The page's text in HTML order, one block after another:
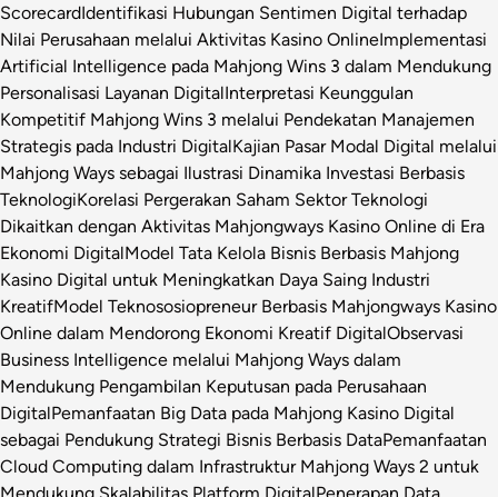
ScorecardIdentifikasi Hubungan Sentimen Digital terhadap
Nilai Perusahaan melalui Aktivitas Kasino OnlineImplementasi
Artificial Intelligence pada Mahjong Wins 3 dalam Mendukung
Personalisasi Layanan DigitalInterpretasi Keunggulan
Kompetitif Mahjong Wins 3 melalui Pendekatan Manajemen
Strategis pada Industri DigitalKajian Pasar Modal Digital melalui
Mahjong Ways sebagai Ilustrasi Dinamika Investasi Berbasis
TeknologiKorelasi Pergerakan Saham Sektor Teknologi
Dikaitkan dengan Aktivitas Mahjongways Kasino Online di Era
Ekonomi DigitalModel Tata Kelola Bisnis Berbasis Mahjong
Kasino Digital untuk Meningkatkan Daya Saing Industri
KreatifModel Teknososiopreneur Berbasis Mahjongways Kasino
Online dalam Mendorong Ekonomi Kreatif DigitalObservasi
Business Intelligence melalui Mahjong Ways dalam
Mendukung Pengambilan Keputusan pada Perusahaan
DigitalPemanfaatan Big Data pada Mahjong Kasino Digital
sebagai Pendukung Strategi Bisnis Berbasis DataPemanfaatan
Cloud Computing dalam Infrastruktur Mahjong Ways 2 untuk